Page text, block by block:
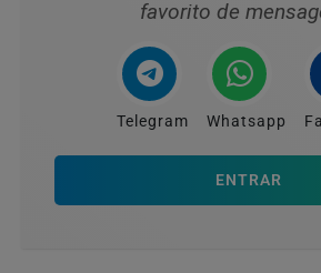
favorito de
Telegram Whatsapp
ENTRAR